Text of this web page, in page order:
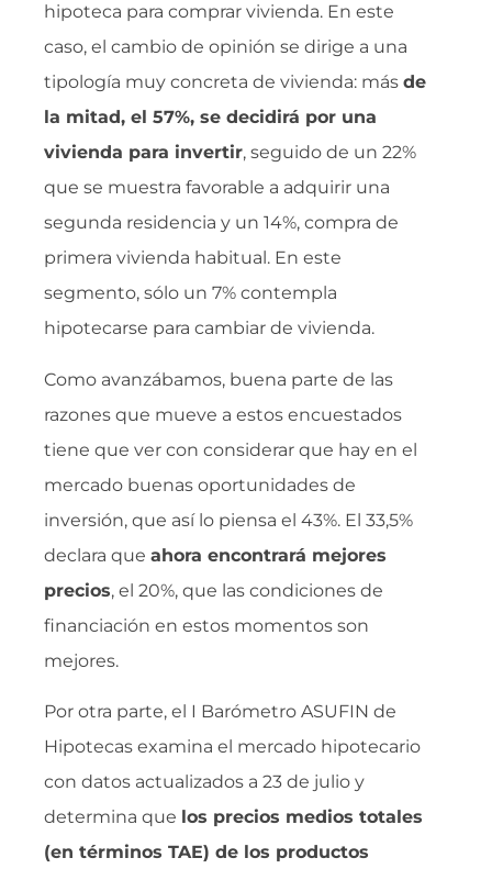
hipoteca para comprar vivienda. En este
caso, el cambio de opinión se dirige a una
tipología muy concreta de vivienda: más de
la mitad, el 57%, se decidirá por una
vivienda para invertir, seguido de un 22%
que se muestra favorable a adquirir una
segunda residencia y un 14%, compra de
primera vivienda habitual. En este
segmento, sólo un 7% contempla
hipotecarse para cambiar de vivienda.
Como avanzábamos, buena parte de las
razones que mueve a estos encuestados
tiene que ver con considerar que hay en el
mercado buenas oportunidades de
inversión, que así lo piensa el 43%. El 33,5%
declara que ahora encontrará mejores
precios, el 20%, que las condiciones de
financiación en estos momentos son
mejores.
Por otra parte, el I Barómetro ASUFIN de
Hipotecas examina el mercado hipotecario
con datos actualizados a 23 de julio y
determina que los precios medios totales
(en términos TAE) de los productos